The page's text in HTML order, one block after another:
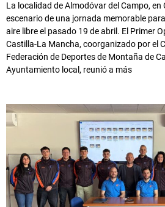
La localidad de Almodóvar del Campo, en
escenario de una jornada memorable
aire libre el pasado 19 de abril. El Primer
Castilla-La Mancha, coorganizado por el
Federación de Deportes de Montaña de
Ayuntamiento local, reunió a más